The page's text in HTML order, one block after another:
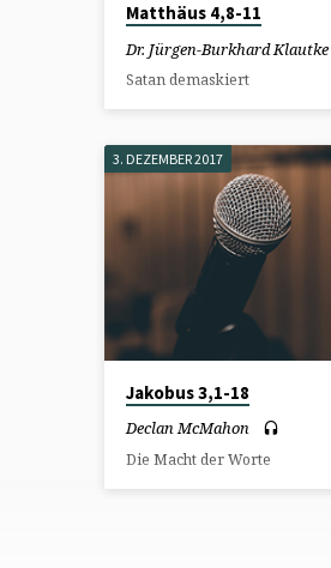
Matthäus 4,8-11
Dr. Jürgen-Burkhard Klautke
Satan demaskiert
3. DEZEMBER 2017
Jakobus 3,1-18
Declan McMahon
Die Macht der Worte